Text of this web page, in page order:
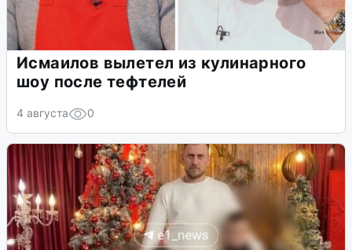
Исмаилов вылетел из кулинарного
шоу после тефтелей
4 августа 0